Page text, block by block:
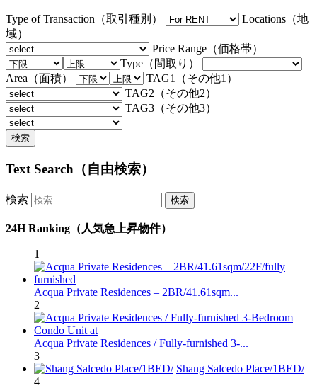
Type of Transaction（取引種別）
Locations（地
域）
Price Range（価格帯）
Type（間取り）
Area（面積）
TAG1（その他1）
TAG2（その他2）
TAG3（その他3）
Text Search（自由検索）
検索
24H Ranking（人気急上昇物件）
1
Acqua Private Residences – 2BR/41.61sqm...
2
Acqua Private Residences / Fully-furnished 3-...
3
Shang Salcedo Place/1BED/
4